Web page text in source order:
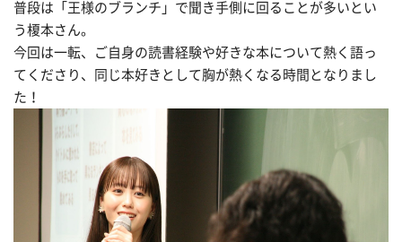
普段は「王様のブランチ」で聞き手側に回ることが多いとい
う榎本さん。
今回は一転、ご自身の読書経験や好きな本について熱く語っ
てくださり、同じ本好きとして胸が熱くなる時間となりまし
た！